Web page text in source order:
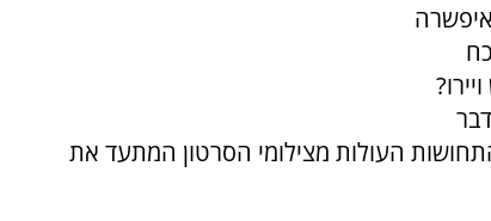
שיעמדו שם 300 איש ויירו?
העולות מצילומי הסרטון המתעד את